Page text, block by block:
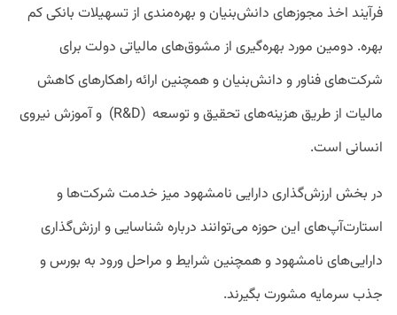
فرآیند اخذ مجوزهای دانش‌بنیان و بهره‌مندی از تسهیلات بانکی کم
بهره. دومین مورد بهره‌گیری از مشوق‌های مالیاتی دولت برای
شرکت‌های فناور و دانش‌بنیان و همچنین ارائه راهکارهای کاهش
مالیات از طریق هزینه‌های تحقیق و توسعه (R&D) و آموزش نیروی
انسانی است.
در بخش ارزش‌گذاری دارایی نامشهود میز خدمت شرکت‌ها و
استارت‌آپ‌های این حوزه می‌توانند درباره شناسایی و ارزش‌گذاری
دارایی‌های نامشهود و همچنین شرایط و مراحل ورود به بورس و
جذب سرمایه مشورت بگیرند.